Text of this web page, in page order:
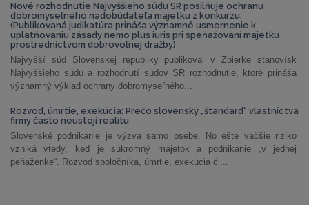
Nové rozhodnutie Najvyššieho súdu SR posilňuje ochranu
dobromyseľného nadobúdateľa majetku z konkurzu.
(Publikovaná judikatúra prináša významné usmernenie k
uplatňovaniu zásady nemo plus iuris pri speňažovaní majetku
prostredníctvom dobrovoľnej dražby)
Najvyšší súd Slovenskej republiky publikoval v Zbierke stanovísk
Najvyššieho súdu a rozhodnutí súdov SR rozhodnutie, ktoré prináša
významný výklad ochrany dobromyseľného...
Rozvod, úmrtie, exekúcia: Prečo slovenský „štandard“ vlastníctva
firmy často neustojí realitu
Slovenské podnikanie je výzva samo osebe. No ešte väčšie riziko
vzniká vtedy, keď je súkromný majetok a podnikanie „v jednej
peňaženke“. Rozvod spoločníka, úmrtie, exekúcia či...